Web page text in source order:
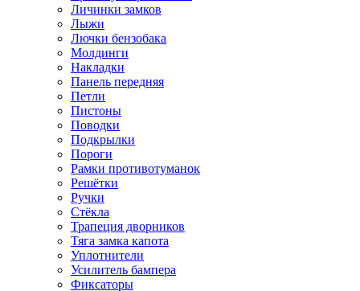
Личинки замков
Лыжи
Лючки бензобака
Молдинги
Накладки
Панель передняя
Петли
Пистоны
Поводки
Подкрылки
Пороги
Рамки противотуманок
Решётки
Ручки
Стёкла
Трапеция дворников
Тяга замка капота
Уплотнители
Усилитель бампера
Фиксаторы